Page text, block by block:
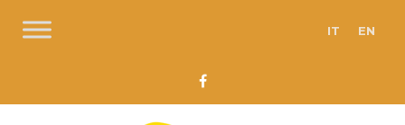
IT EN